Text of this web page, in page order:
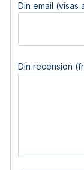
Din email (visas
Din recension